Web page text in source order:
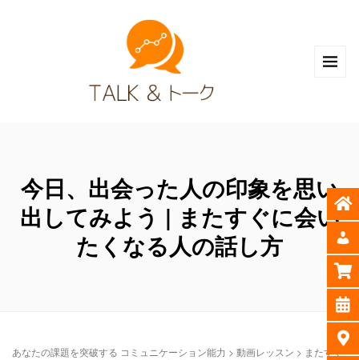
今日、出会った人の印象を思い
出してみよう | またすぐに会い
たくなる人の話し方
あなたの課題を突破する コミュニケーション能力 > 動画レッスン > またすぐ